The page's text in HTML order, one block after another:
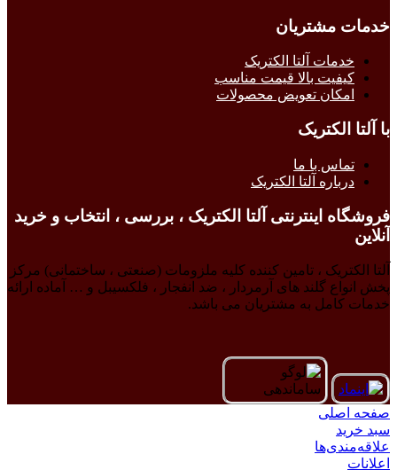
خدمات مشتریان
خدمات آلتا الکتریک
کیفیت بالا قیمت مناسب
امکان تعویض محصولات
با آلتا الکتریک
تماس با ما
درباره آلتا الکتریک
فروشگاه اینترنتی آلتا الکتریک ، بررسی ، انتخاب و خرید
آنلاین
آلتا الکتریک ، تامین کننده کلیه ملزومات (صنعتی ، ساختمانی) مرکز
پخش انواع گلند های آرمردار ، ضد انفجار ، فلکسیبل و … آماده ارائه
خدمات کامل به مشتریان می باشد.
صفحه اصلی
سبد خرید
علاقه‌مندی‌ها
اعلانات